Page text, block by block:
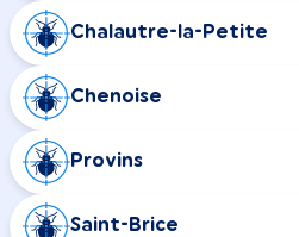
Chalautre-la-Petite
Chenoise
Provins
Saint-Brice